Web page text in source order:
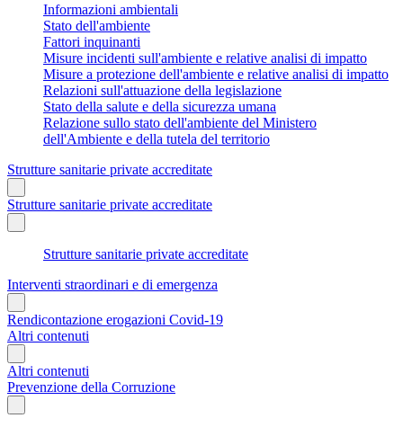
Informazioni ambientali
Stato dell'ambiente
Fattori inquinanti
Misure incidenti sull'ambiente e relative analisi di impatto
Misure a protezione dell'ambiente e relative analisi di impatto
Relazioni sull'attuazione della legislazione
Stato della salute e della sicurezza umana
Relazione sullo stato dell'ambiente del Ministero
dell'Ambiente e della tutela del territorio
Strutture sanitarie private accreditate
Strutture sanitarie private accreditate
Strutture sanitarie private accreditate
Interventi straordinari e di emergenza
Rendicontazione erogazioni Covid-19
Altri contenuti
Altri contenuti
Prevenzione della Corruzione